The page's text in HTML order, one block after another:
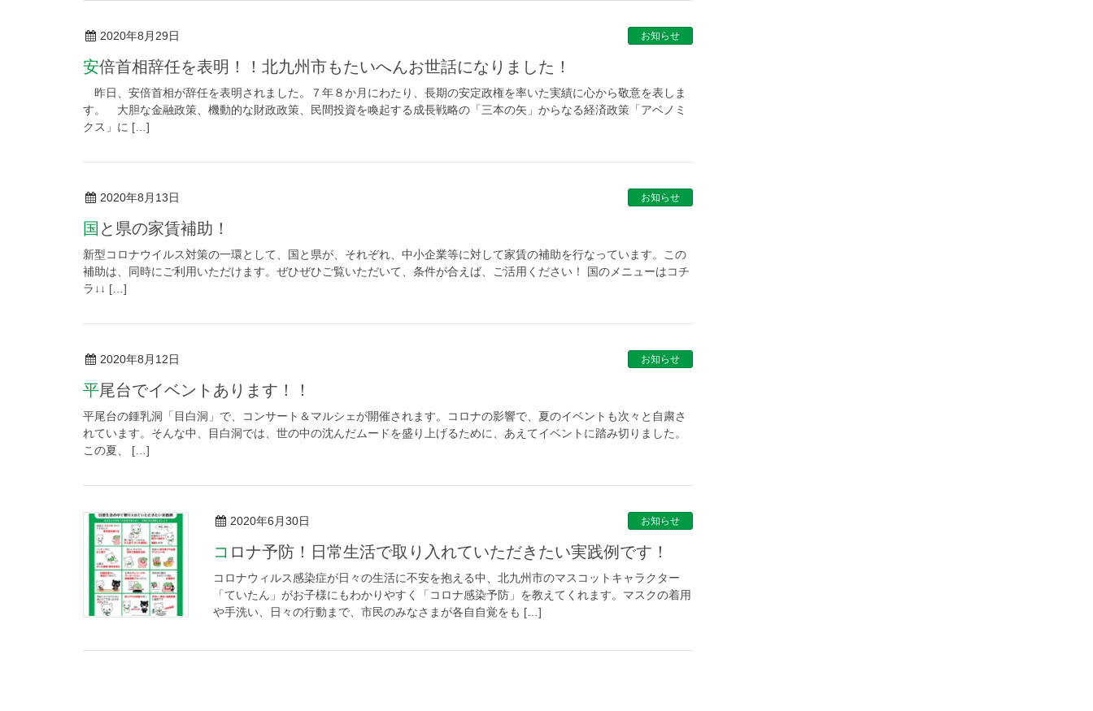
2020年8月29日 お知らせ
安倍首相辞任を表明！！北九州市もたいへんお世話になりました！
昨日、安倍首相が辞任を表明されました。７年８か月にわたり、長期の安定政権を率いた実績に心から敬意を表しま
す。 大胆な金融政策、機動的な財政政策、民間投資を喚起する成長戦略の「三本の矢」からなる経済政策「アベノミ
クス」に […]
2020年8月13日 お知らせ
国と県の家賃補助！
新型コロナウイルス対策の一環として、国と県が、それぞれ、中小企業等に対して家賃の補助を行なっています。この
補助は、同時にご利用いただけます。ぜひぜひご覧いただいて、条件が合えば、ご活用ください！ 国のメニューはコチ
ラ↓↓ […]
2020年8月12日 お知らせ
平尾台でイベントあります！！
平尾台の鍾乳洞「目白洞」で、コンサート＆マルシェが開催されます。コロナの影響で、夏のイベントも次々と自粛さ
れています。そんな中、目白洞では、世の中の沈んだムードを盛り上げるために、あえてイベントに踏み切りました。
この夏、 […]
2020年6月30日 お知らせ
コロナ予防！日常生活で取り入れていただきたい実践例です！
コロナウィルス感染症が日々の生活に不安を抱える中、北九州市のマスコットキャラクター
「ていたん」がお子様にもわかりやすく「コロナ感染予防」を教えてくれます。マスクの着用
や手洗い、日々の行動まで、市民のみなさまが各自自覚をも […]